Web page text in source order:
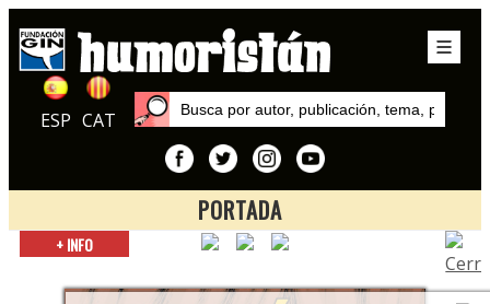
ESP CAT
PORTADA
Inicio
Amaníaco
+ INFO